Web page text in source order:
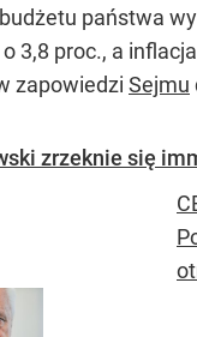
państwa
3,8 proc., a
zapowiedzi Sejmu
zrzeknie się